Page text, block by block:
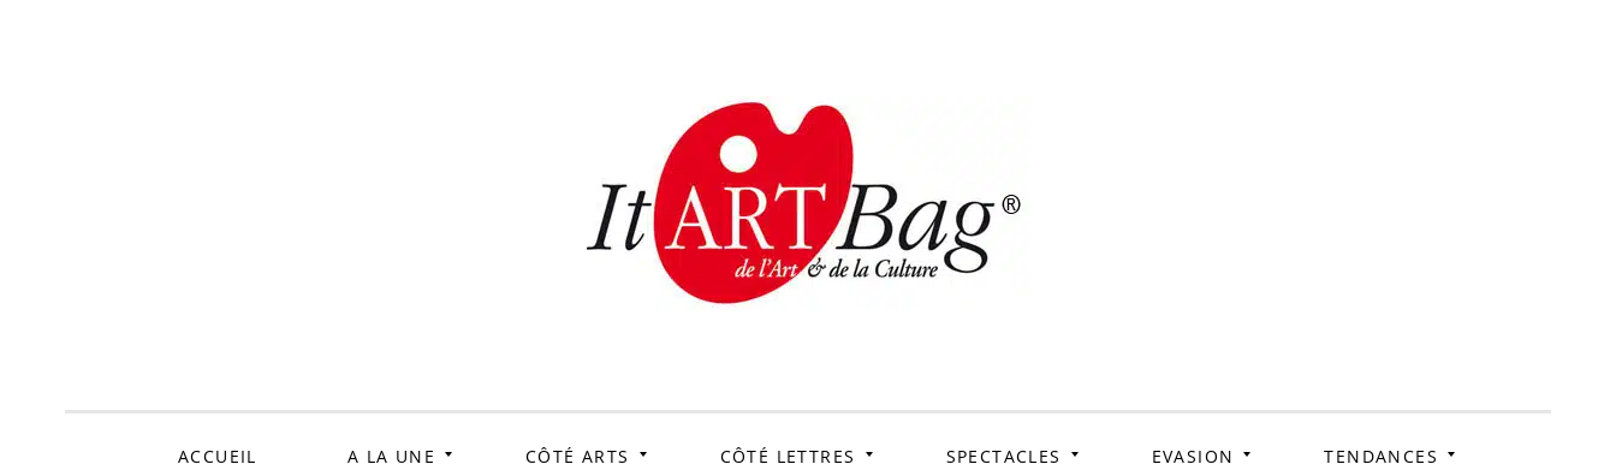
ItArtBag
ACCUEIL A LA UNE CÔTÉ ARTS CÔTÉ LETTRES SPECTACLES EVASION TENDANCES